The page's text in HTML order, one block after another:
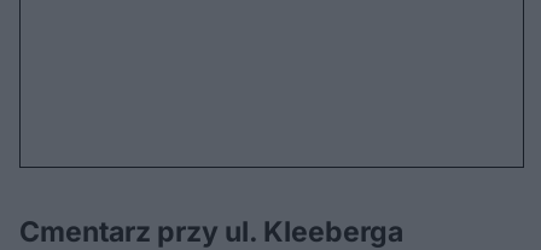
Cmentarz przy ul. Kleeberga